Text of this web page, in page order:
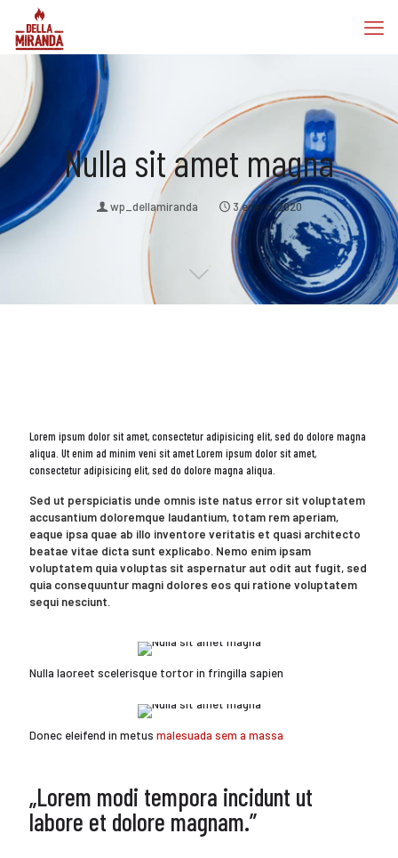
Nulla sit amet magna
wp_dellamiranda 3 enero, 2020
Lorem ipsum dolor sit amet, consectetur adipisicing elit, sed do dolore magna
aliqua. Ut enim ad minim veni sit amet Lorem ipsum dolor sit amet,
consectetur adipisicing elit, sed do dolore magna aliqua.
Sed ut perspiciatis unde omnis iste natus error sit voluptatem
accusantium doloremque laudantium, totam rem aperiam,
eaque ipsa quae ab illo inventore veritatis et quasi architecto
beatae vitae dicta sunt explicabo. Nemo enim ipsam
voluptatem quia voluptas sit aspernatur aut odit aut fugit, sed
quia consequuntur magni dolores eos qui ratione voluptatem
sequi nesciunt.
Nulla laoreet scelerisque tortor in fringilla sapien
Donec eleifend in metus malesuada sem a massa
„Lorem modi tempora incidunt ut
labore et dolore magnam.”